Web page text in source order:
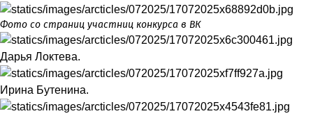
Фото со страниц участниц конкурса в ВК
Дарья Локтева.
Ирина Бутенина.